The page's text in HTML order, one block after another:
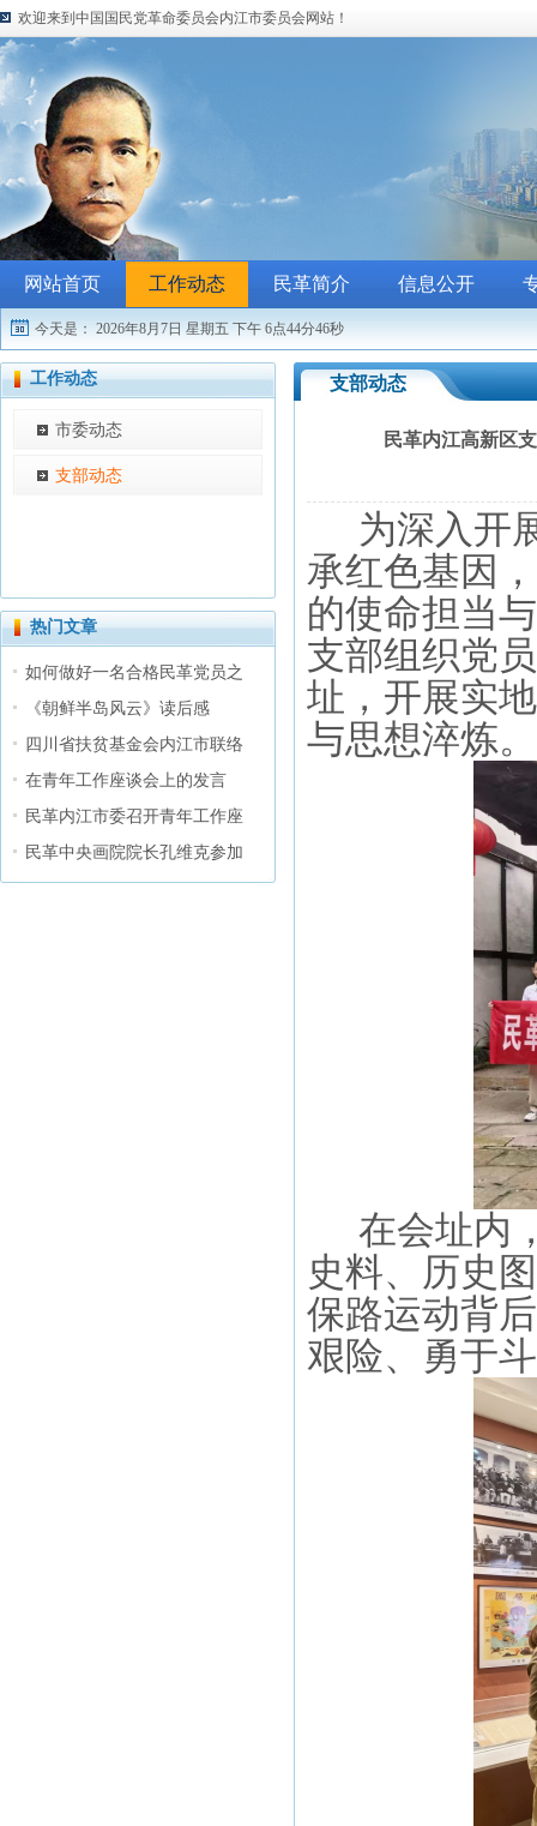
欢迎来到中国国民党革命委员会内江市委员会网站！
网站首页 工作动态 民革简介 信息公开
今天是： 2026年8月7日 星期五 下午 6点44分47秒
工作动态
市委动态
支部动态
热门文章
如何做好一名合格民革党员之
《朝鲜半岛风云》读后感
四川省扶贫基金会内江市联络
在青年工作座谈会上的发言
民革内江市委召开青年工作座
民革中央画院院长孔维克参加
支部动态
民革内江高新区
为深入开
承红色基因
的使命担当
支部组织党
址，开展实
与思想淬炼。
在会址内
史料、历史
保路运动背
艰险、勇于